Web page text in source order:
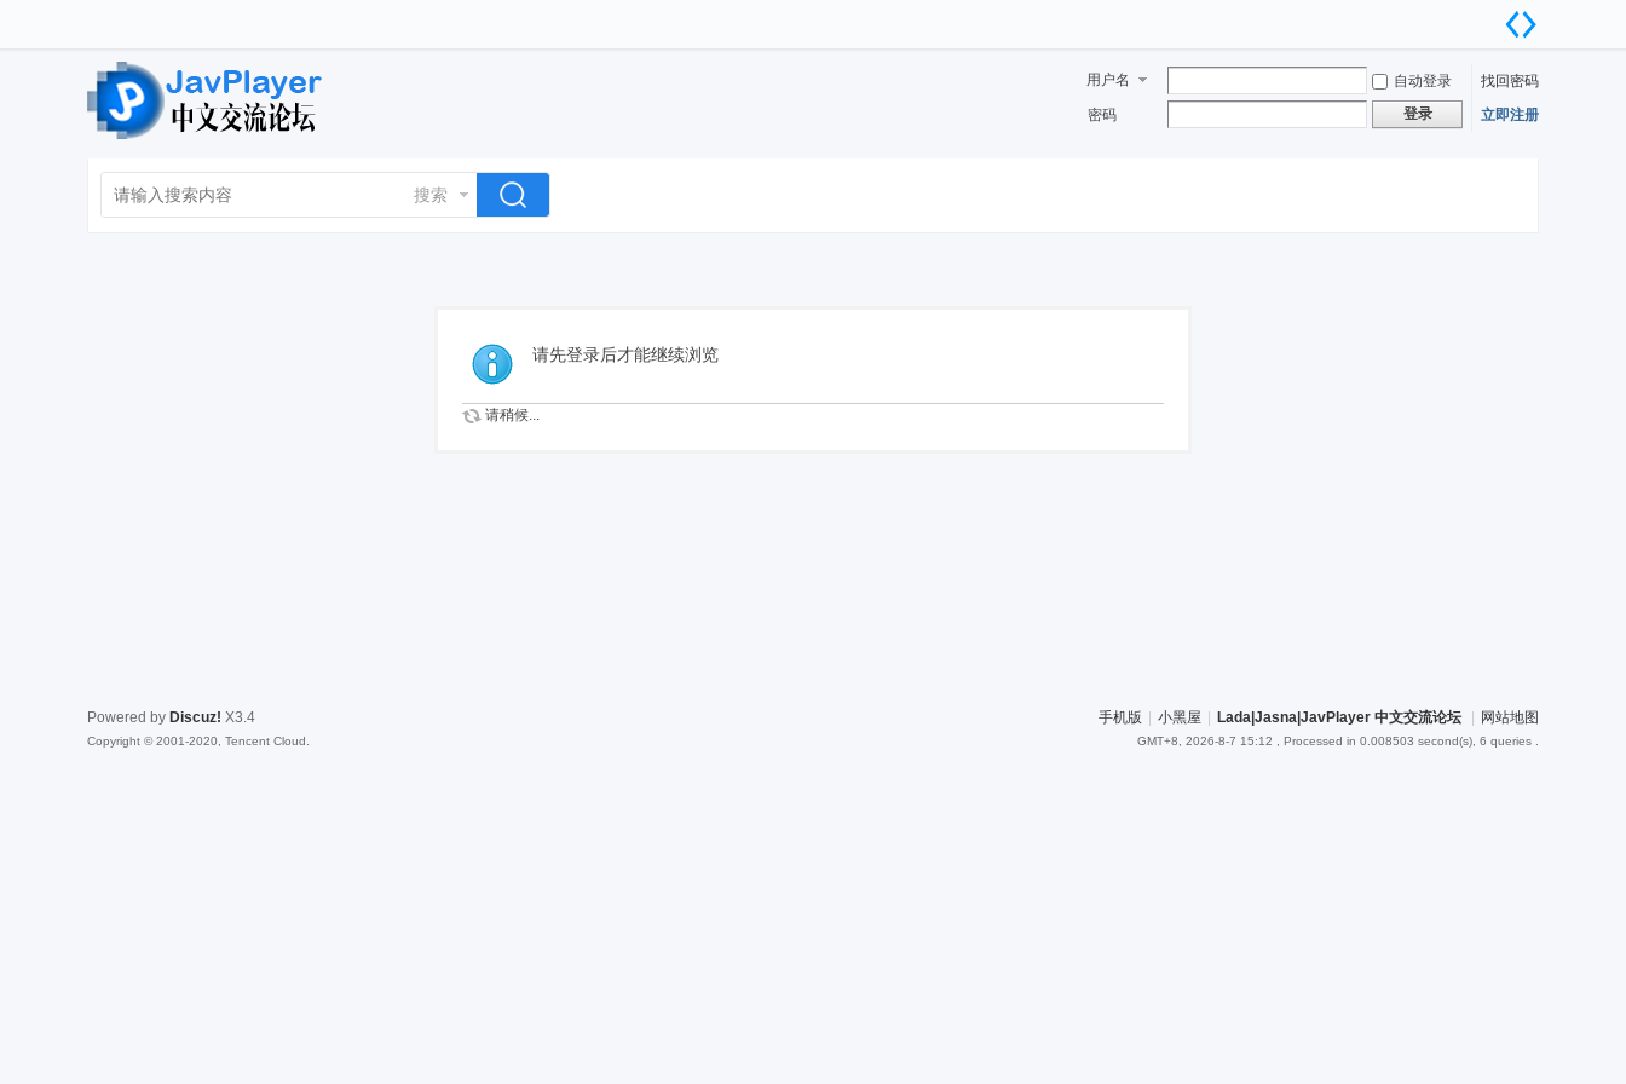
用户名 自动登录
找回密码
密码
登录 立即注册
搜索
请先登录后才能继续浏览
请稍候...
手机版 小黑屋 Lada|Jasna|JavPlayer 中文交流论坛 网站地图
GMT+8, 2026-8-7 15:12 , Processed in 0.008503 second(s), 6 queries .
Powered by Discuz! X3.4
Copyright © 2001-2020, Tencent Cloud.